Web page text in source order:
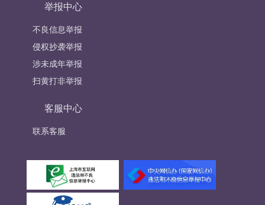
举报中心
不良信息举报
侵权抄袭举报
涉未成年举报
扫黄打非举报
客服中心
联系客服